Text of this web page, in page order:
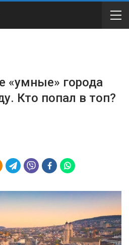
«умные» города
Кто попал в топ?